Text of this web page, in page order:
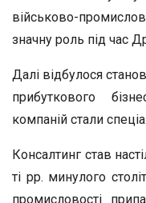
військово-
значну роль під час
Далі відбулося
прибуткового
компаній стали
Консалтинг став
ті рр. минулого
промисловості